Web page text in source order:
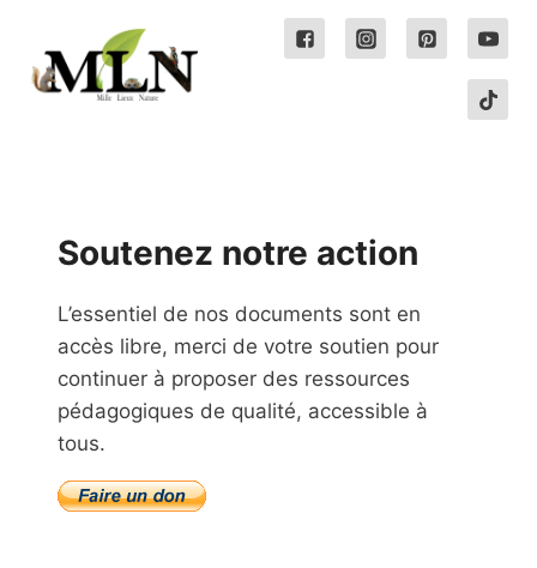
Soutenez notre action
L’essentiel de nos documents sont en
accès libre, merci de votre soutien pour
continuer à proposer des ressources
pédagogiques de qualité, accessible à
tous.